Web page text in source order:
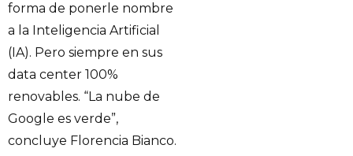
forma de ponerle nombre
a la Inteligencia Artificial
(IA). Pero siempre en sus
data center 100%
renovables. “La nube de
Google es verde”,
concluye Florencia Bianco.